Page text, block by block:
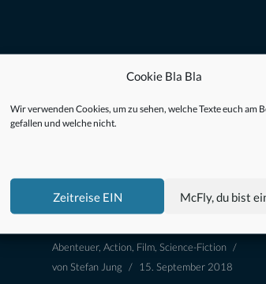
Cookie Bla Bla
Wir verwenden Cookies, um zu sehen, welche Texte euch am
gefallen und welche nicht.
Zeitreise EIN McFly, du bist
Predator (1987) – Filmkritik
Abenteuer,Action Film ,Science-Fiction
vonStefan Jung 15. September 2018